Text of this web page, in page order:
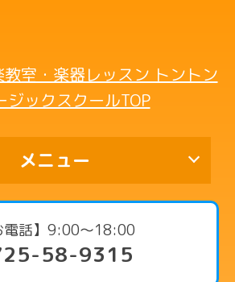
室・楽器レッスン トントン
ジックスクールTOP
メニュー
内
電話】9:00〜18:00
58-9315